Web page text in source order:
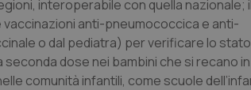
interoperabile con quella nazionale;
anti-pneumococcica e anti-
o dal pediatra) per verificare lo
dose nei bambini che si recano
comunità infantili, come scuole